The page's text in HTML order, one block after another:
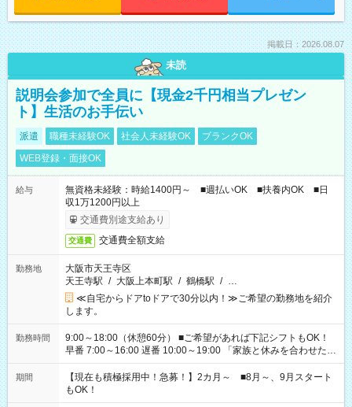
掲載日：2026.08.07
未読
説明会参加で全員に【現金2千円相当プレゼン
ト】生活のお手伝い
派遣 職種未経験OK 社会人未経験OK
ブランクOK
WEB登録・面接OK
給与
無資格未経験：時給1400円～ ■週払いOK ■扶養内OK ■日
収1万1200円以上
交通費別途支給あり
交通費 交通費全額支給
勤務地
大阪市天王寺区
天王寺駅 / 大阪上本町駅 / 鶴橋駅 / …
≪自宅からドアtoドアで30分以内！≫ご希望の勤務地を紹介
します。
勤務時間
9:00～18:00（休憩60分） ■ご希望があれば下記シフトもOK！
早番 7:00～16:00 遅番 10:00～19:00 「家族と休みを合わせた
い」 「余裕を持って夕飯の準備がしたい」 「できれば残業はし
たくない」 など、ご希望を教えてくださいね。 ※Wワーク希望
の方へ 今ご覧のお仕事で希望する勤務時間と、もう1つのお仕事
の勤務時間。 合計で週40時間を超える場合は応募できません。
期間
【現在も積極採用中！急募！】2カ月～ ■8月～、9月スタート
もOK！